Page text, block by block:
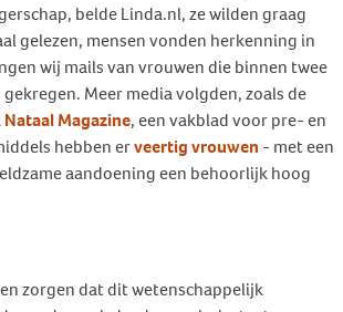
belde Linda.nl, ze wilden graag
gelezen, mensen vonden herkenning in
wij mails van vrouwen die binnen twee
Meer media volgden, zoals de
Nataal Magazine, een vakblad voor pre- en
hebben erveertig vrouwen - met een
aandoening een behoorlijk hoog
zorgen dat dit wetenschappelijk